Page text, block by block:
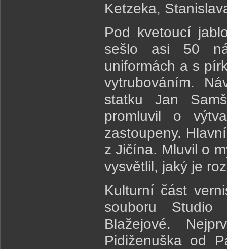
Ketzeka,
Pod kvetoucí
sešlo asi 50
uniformách a s
vytrubováním.
statku Jan
promluvil o
zastoupeny.
z Jičína. Mluvil o
vysvětlil, jaký je
Kulturní část
souboru
Blažejové.
Pidiženuška od